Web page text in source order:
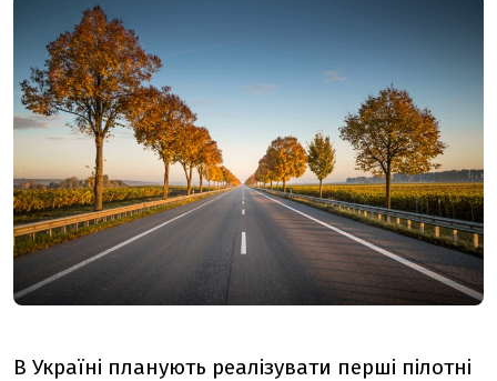
В Україні планують реалізувати перші пілотні